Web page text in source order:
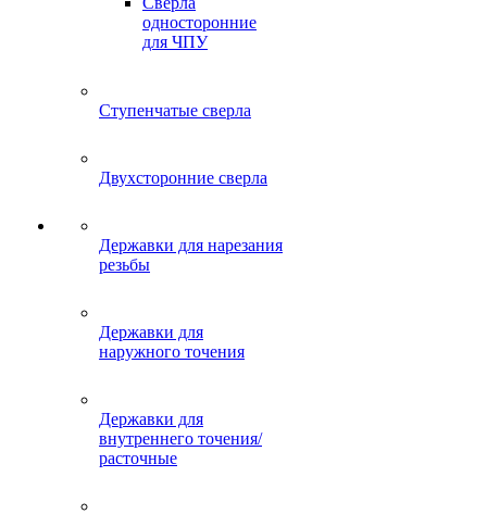
односторонние
для ЧПУ
Ступенчатые сверла
Двухсторонние сверла
Державки для нарезания
резьбы
Державки для
наружного точения
Державки для
внутреннего точения/
расточные